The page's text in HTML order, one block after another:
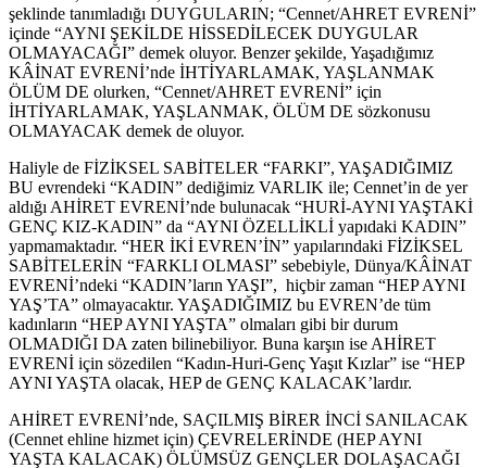
şeklinde tanımladığı DUYGULARIN; “Cennet/AHRET EVRENİ”
içinde “AYNI ŞEKİLDE HİSSEDİLECEK DUYGULAR
OLMAYACAĞI” demek oluyor. Benzer şekilde, Yaşadığımız
KÂİNAT EVRENİ’nde İHTİYARLAMAK, YAŞLANMAK
ÖLÜM DE olurken, “Cennet/AHRET EVRENİ” için
İHTİYARLAMAK, YAŞLANMAK, ÖLÜM DE sözkonusu
OLMAYACAK demek de oluyor.
Haliyle de FİZİKSEL SABİTELER “FARKI”, YAŞADIĞIMIZ
BU evrendeki “KADIN” dediğimiz VARLIK ile; Cennet’in de yer
aldığı AHİRET EVRENİ’nde bulunacak “HURİ-AYNI YAŞTAKİ
GENÇ KIZ-KADIN” da “AYNI ÖZELLİKLİ yapıdaki KADIN”
yapmamaktadır. “HER İKİ EVREN’İN” yapılarındaki FİZİKSEL
SABİTELERİN “FARKLI OLMASI” sebebiyle, Dünya/KÂİNAT
EVRENİ’ndeki “KADIN’ların YAŞI”, hiçbir zaman “HEP AYNI
YAŞ’TA” olmayacaktır. YAŞADIĞIMIZ bu EVREN’de tüm
kadınların “HEP AYNI YAŞTA” olmaları gibi bir durum
OLMADIĞI DA zaten bilinebiliyor. Buna karşın ise AHİRET
EVRENİ için sözedilen “Kadın-Huri-Genç Yaşıt Kızlar” ise “HEP
AYNI YAŞTA olacak, HEP de GENÇ KALACAK’lardır.
AHİRET EVRENİ’nde, SAÇILMIŞ BİRER İNCİ SANILACAK
(Cennet ehline hizmet için) ÇEVRELERİNDE (HEP AYNI
YAŞTA KALACAK) ÖLÜMSÜZ GENÇLER DOLAŞACAĞI